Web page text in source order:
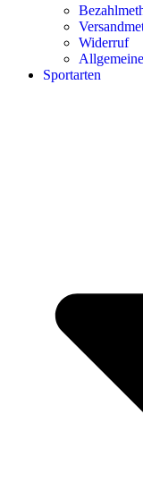
Widerruf
Sportarten